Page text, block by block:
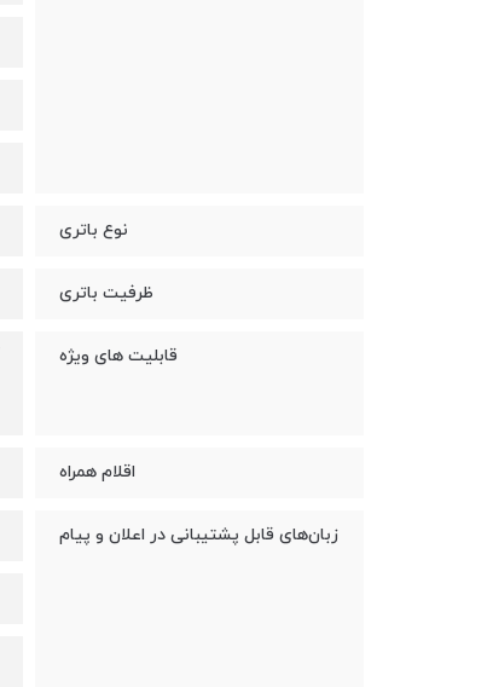
نوع باتری
ظرفیت باتری
قابلیت های ویژه
اقلام همراه
زبان‌های قابل پشتیبانی در اعلان و پیام